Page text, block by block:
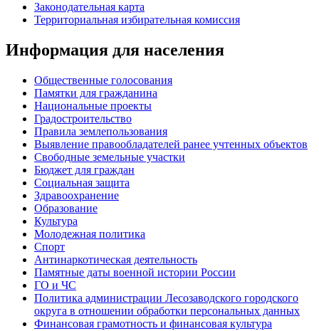
Законодательная карта
Территориальная избирательная комиссия
Информация для населения
Общественные голосования
Памятки для гражданина
Национальные проекты
Градостроительство
Правила землепользования
Выявление правообладателей ранее учтенных объектов
Свободные земельные участки
Бюджет для граждан
Социальная защита
Здравоохранение
Образование
Культура
Молодежная политика
Спорт
Антинаркотическая деятельность
Памятные даты военной истории России
ГО и ЧС
Политика администрации Лесозаводского городского
округа в отношении обработки персональных данных
Финансовая грамотность и финансовая культура